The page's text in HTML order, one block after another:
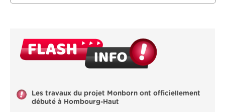
Les travaux du projet Monborn ont officiellement
débuté à Hombourg-Haut